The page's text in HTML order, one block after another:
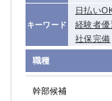
キーワード
日払い
経験者優
社保完備
職種
幹部候補
下北沢・経堂
成増駅徒歩3分
三軒茶屋（南口）
①歌舞伎町 ②
①銀座 ②新橋
蒲田(西口)